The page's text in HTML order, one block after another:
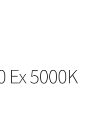
Ex 5000K